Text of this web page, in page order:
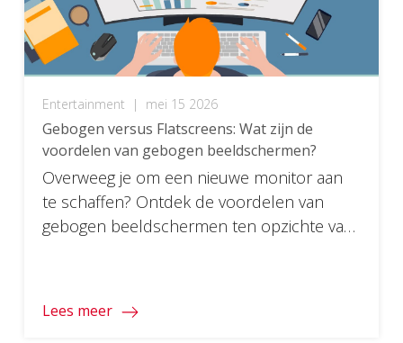
Entertainment | mei 15 2026
Gebogen versus Flatscreens: Wat zijn de
voordelen van gebogen beeldschermen?
Overweeg je om een nieuwe monitor aan
te schaffen? Ontdek de voordelen van
gebogen beeldschermen ten opzichte van
Lees meer